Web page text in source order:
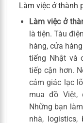
Làm việc ở thành
Làm việc ở
là tiện. Tàu
hàng, cửa
tiếng Nhật và
tiếp cận hơn.
cảm giác lạc
mua đồ Việt,
Những bạn
nhà,